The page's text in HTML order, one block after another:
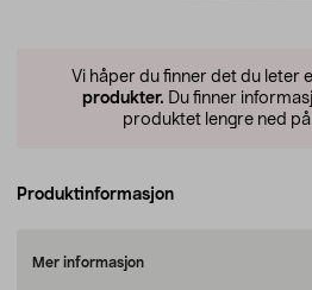
Vi håper du finner det du leter
produkter. Du finner
produktet lengre ned på
Produktinformasjon
Mer informasjon